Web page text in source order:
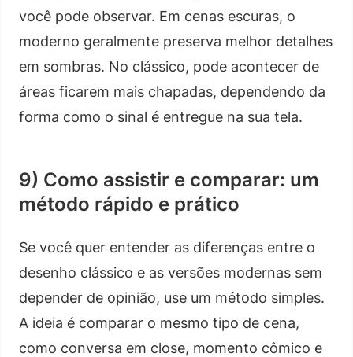
você pode observar. Em cenas escuras, o
moderno geralmente preserva melhor detalhes
em sombras. No clássico, pode acontecer de
áreas ficarem mais chapadas, dependendo da
forma como o sinal é entregue na sua tela.
9) Como assistir e comparar: um
método rápido e prático
Se você quer entender as diferenças entre o
desenho clássico e as versões modernas sem
depender de opinião, use um método simples.
A ideia é comparar o mesmo tipo de cena,
como conversa em close, momento cômico e